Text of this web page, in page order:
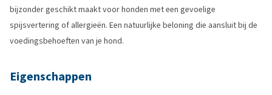
bijzonder geschikt maakt voor honden met een gevoelige
spijsvertering of allergieën. Een natuurlijke beloning die aansluit bij de
voedingsbehoeften van je hond.
Eigenschappen